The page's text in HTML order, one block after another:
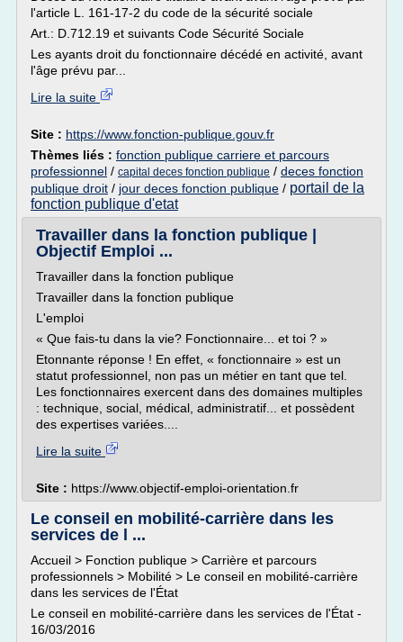
l'article L. 161-17-2 du code de la sécurité sociale
Art.: D.712.19 et suivants Code Sécurité Sociale
Les ayants droit du fonctionnaire décédé en activité, avant
l'âge prévu par...
Lire la suite
Site : https://www.fonction-publique.gouv.fr
Thèmes liés : fonction publique carriere et parcours
professionnel / capital deces fonction publique / deces fonction
publique droit / jour deces fonction publique / portail de la
fonction publique d'etat
Travailler dans la fonction publique |
Objectif Emploi ...
Travailler dans la fonction publique
Travailler dans la fonction publique
L'emploi
« Que fais-tu dans la vie? Fonctionnaire... et toi ? »
Etonnante réponse ! En effet, « fonctionnaire » est un
statut professionnel, non pas un métier en tant que tel.
Les fonctionnaires exercent dans des domaines multiples
: technique, social, médical, administratif... et possèdent
des expertises variées....
Lire la suite
Site : https://www.objectif-emploi-orientation.fr
Le conseil en mobilité-carrière dans les
services de l ...
Accueil > Fonction publique > Carrière et parcours
professionnels > Mobilité > Le conseil en mobilité-carrière
dans les services de l'État
Le conseil en mobilité-carrière dans les services de l'État -
16/03/2016